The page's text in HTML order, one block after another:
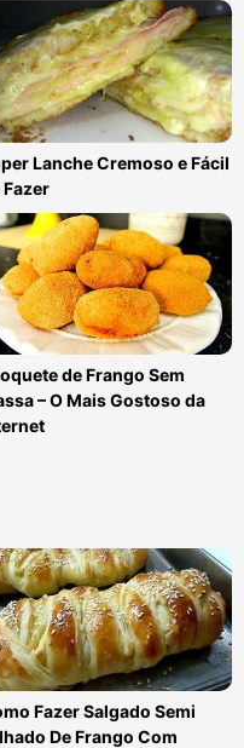
Lanche Cremoso e Fácil
Fazer
de Frango Sem
– O Mais Gostoso da
Fazer Salgado Semi
De Frango Com